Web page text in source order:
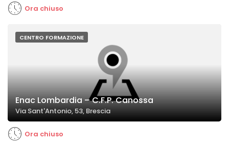
Ora chiuso
CENTRO FORMAZIONE
Enac Lombardia – C.F.P. Canossa
Via Sant'Antonio, 53, Brescia
Ora chiuso